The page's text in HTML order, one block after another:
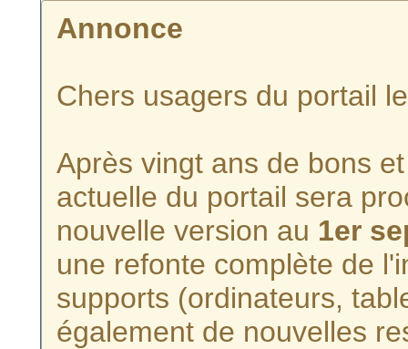
Annonce
Chers usagers du portail
Après vingt ans de bons
actuelle du portail sera
nouvelle version au 1er
une refonte complète de
supports (ordinateurs,
également de nouvelles